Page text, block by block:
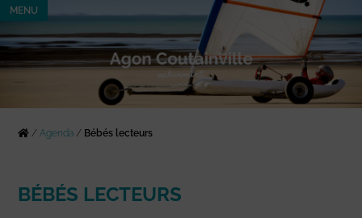
MENU
/Agenda / Bébés lecteurs
BÉBÉS LECTEURS